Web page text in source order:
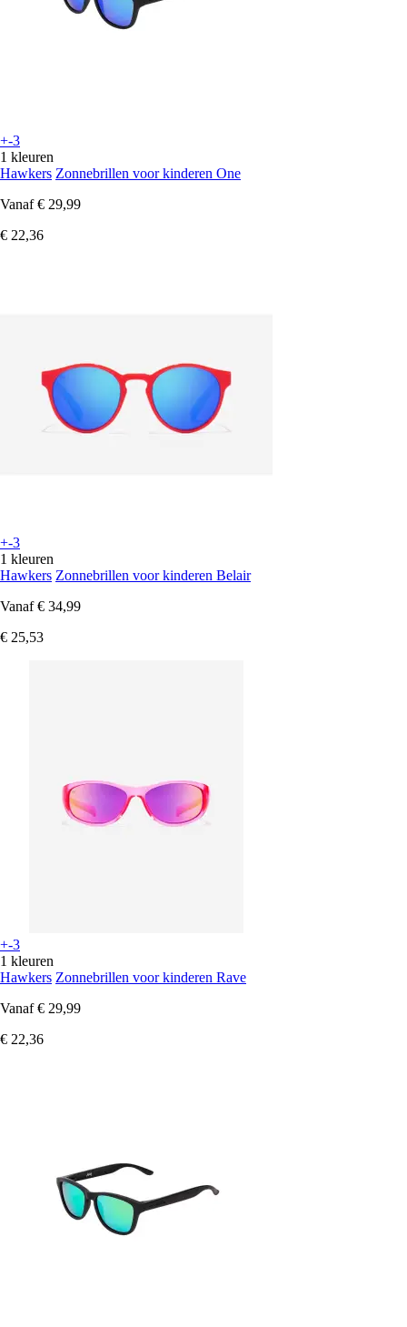
+-3
1 kleuren
Hawkers Zonnebrillen voor kinderen One
Vanaf € 29,99
€ 22,36
+-3
1 kleuren
Hawkers Zonnebrillen voor kinderen Belair
Vanaf € 34,99
€ 25,53
+-3
1 kleuren
Hawkers Zonnebrillen voor kinderen Rave
Vanaf € 29,99
€ 22,36